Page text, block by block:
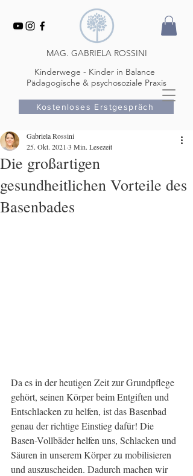
MAG. GABRIELA ROSSINI
Kinderwege - Kinder in Balance
Pädagogische & psychosoziale Praxis
Kostenloses Erstgespräch
Die großartigen
gesundheitlichen Vorteile des
Basenbades
Gabriela Rossini
25. Okt. 2021 3 Min. Lesezeit
Da es in der heutigen Zeit zur Grundpflege
gehört, seinen Körper beim Entgiften und
Entschlacken zu helfen, ist das Basenbad
genau der richtige Einstieg dafür! Die
Basen-Vollbäder helfen uns, Schlacken und
Säuren in unserem Körper zu mobilisieren
und auszuscheiden. Dadurch machen wir